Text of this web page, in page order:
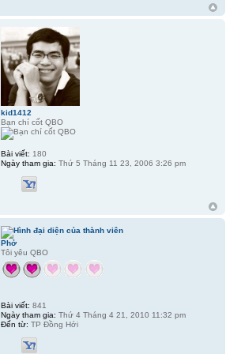
kid1412
Bạn chí cốt QBO
Bài viết: 180
Ngày tham gia: Thứ 5 Tháng 11 23, 2006 3:26 pm
Phở
Tôi yêu QBO
Bài viết: 841
Ngày tham gia: Thứ 4 Tháng 4 21, 2010 11:32 pm
Đến từ: TP Đồng Hới